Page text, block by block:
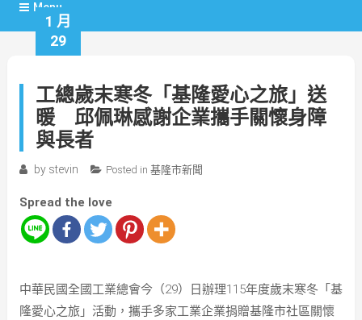
Menu
1 月
29
工總歲末寒冬「基隆愛心之旅」送
暖 邱佩琳感謝企業攜手關懷身障
與長者
by stevin Posted in 基隆市新聞
Spread the love
中華民國全國工業總會今（29）日辦理115年度歲末寒冬「基
隆愛心之旅」活動，攜手多家工業企業捐贈基隆市社區關懷